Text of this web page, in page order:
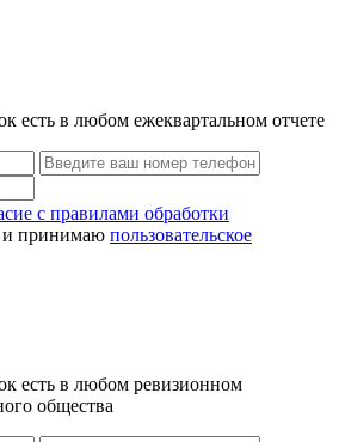
есть в любом ежеквартальном отчете
с правилами обработки
и принимаю пользовательское
есть в любом ревизионном
общества